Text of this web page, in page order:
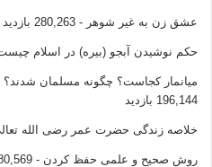
عشق زن به غیر شوهر - 280,263 بازدید
حکم نوشیدن آبجو (بیره) در اسلام
میانمار کجاست؟ چگونه مسلمان
196,144 بازدید
خلاصه زندگی حضرت عمر رضی الله
روش صحیح و علمی حفظ کردن - 180,569 بازدید